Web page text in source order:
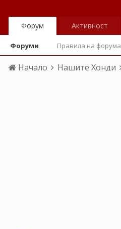
Форум
Форуми Правила на форума
Активност
Начало Нашите Хонди